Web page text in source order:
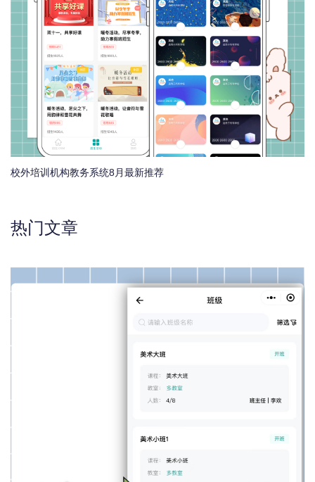
校外培训机构教务系统8月最新推荐
热门文章